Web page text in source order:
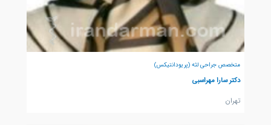
متخصص جراحی لثه (پریودانتیکس)
دکتر سارا مهراسبی
تهران